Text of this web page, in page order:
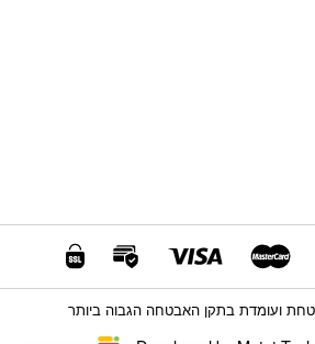
ועומדת בתקן האבטחה הגבוה ביותר